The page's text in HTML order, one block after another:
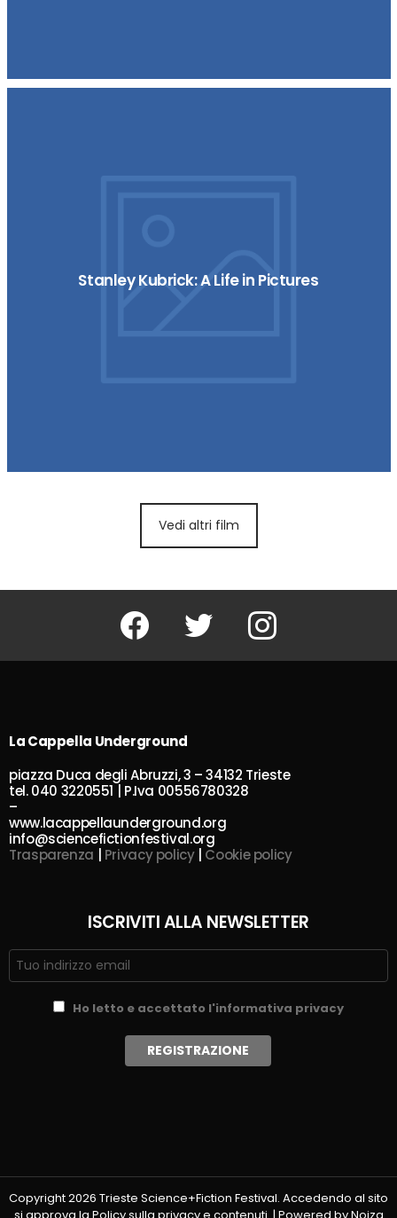
Stanley Kubrick: A Life in Pictures
Vedi altri film
Facebook Twitter Instagram
La Cappella Underground
piazza Duca degli Abruzzi, 3 – 34132 Trieste
tel. 040 3220551 | P.Iva 00556780328
–
www.lacappellaunderground.org
info@sciencefictionfestival.org
Trasparenza | Privacy policy| Cookie policy
ISCRIVITI ALLA NEWSLETTER
Ho letto e accettato l'informativa privacy
Copyright 2026 Trieste Science+Fiction Festival. Accedendo al sito